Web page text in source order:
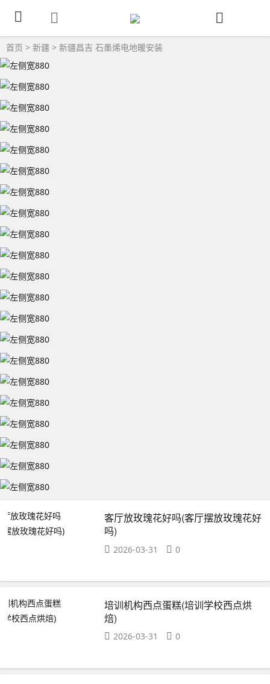
首页 > 新疆 > 新疆昌吉 石墨烯电地暖安装
客厅放玫瑰花好吗(客厅摆放玫瑰花好
吗)
2026-03-31 0
培训机构西点蛋糕(培训学校西点烘
焙)
2026-03-31 0